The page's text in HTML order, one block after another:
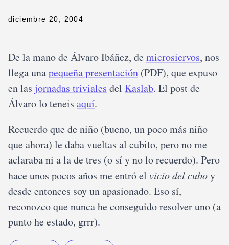
diciembre 20, 2004
De la mano de Álvaro Ibáñez, demicrosiervos, nos
llega unapequeña presentación (PDF), que expuso
en las jornadas triviales del Kaslab. El post de
Álvaro lo teneis aquí.
Recuerdo que de niño (bueno, un poco más niño
que ahora) le daba vueltas al cubito, pero no me
aclaraba ni a la de tres (o sí y no lo recuerdo). Pero
hace unos pocos años me entró el vicio del cuboy
desde entonces soy un apasionado. Eso sí,
reconozco que nunca he conseguido resolver uno (a
punto he estado, grrr).